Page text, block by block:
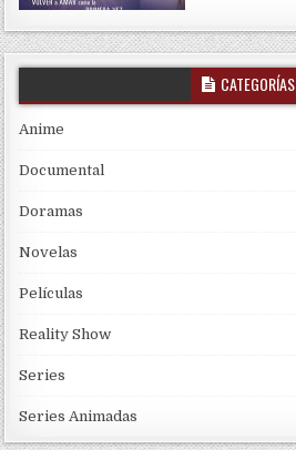
CATEGORÍAS
Anime
Documental
Doramas
Novelas
Películas
Reality Show
Series
Series Animadas